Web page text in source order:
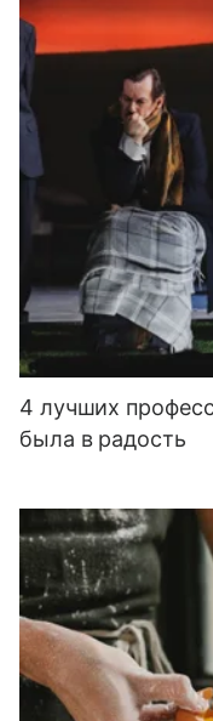
4 лучших
была в радость